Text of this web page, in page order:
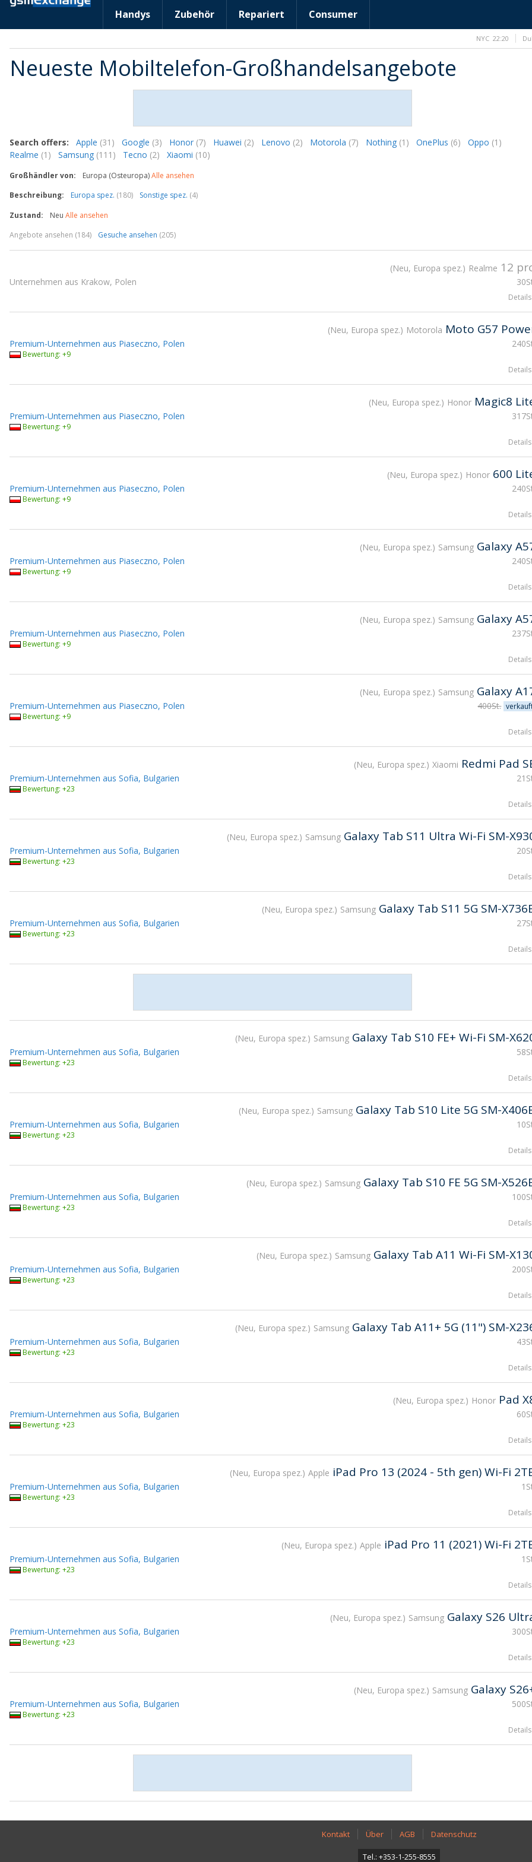
Handys Zubehör Repariert Consumer
Neueste Mobiltelefon-Großhandelsangebote
Search offers: Apple (31) Google (3) Honor (7) Huawei (2) Lenovo (2) Motorola (7) Nothing (1) OnePlus (6) Oppo (1)
Realme (1) Samsung (111) Tecno (2) Xiaomi (10)
Großhändler von: Europa (Osteuropa)Alle ansehen
Beschreibung:
Europa spez. (180) Sonstige spez. (4)
Zustand:
Neu Alle ansehen
Angebote ansehen (184)
Gesuche ansehen (205)
Neu, Europa spez. Realme 12
Unternehmen aus Krakow, Polen
Details
Neu, Europa spez. Motorola Moto G57
Premium-Unternehmen aus Piaseczno, Polen
Bewertung: +9
Details
Neu, Europa spez. Honor Magic8
Premium-Unternehmen aus Piaseczno, Polen
Bewertung: +9
Details
Neu, Europa spez. Honor 600
Premium-Unternehmen aus Piaseczno, Polen
Bewertung: +9
Details
Neu, Europa spez. Samsung Galaxy
Premium-Unternehmen aus Piaseczno, Polen
Bewertung: +9
Details
Neu, Europa spez. Samsung Galaxy
Premium-Unternehmen aus Piaseczno, Polen
Bewertung: +9
Details
Neu, Europa spez. Samsung Galaxy
400St.
Premium-Unternehmen aus Piaseczno, Polen
Bewertung: +9
Details
Neu, Europa spez. Xiaomi Redmi Pad
Premium-Unternehmen aus Sofia, Bulgarien
Bewertung: +23
Details
Neu, Europa spez. Samsung Galaxy Tab S11 Ultra Wi-Fi SM-
Premium-Unternehmen aus Sofia, Bulgarien
Bewertung: +23
Details
Neu, Europa spez. Samsung Galaxy Tab S11 5G SM-
Premium-Unternehmen aus Sofia, Bulgarien
Bewertung: +23
Details
Neu, Europa spez. Samsung Galaxy Tab S10 FE+ Wi-Fi SM-
Premium-Unternehmen aus Sofia, Bulgarien
Bewertung: +23
Details
Neu, Europa spez. Samsung Galaxy Tab S10 Lite 5G SM-
Premium-Unternehmen aus Sofia, Bulgarien
Bewertung: +23
Details
Neu, Europa spez. Samsung Galaxy Tab S10 FE 5G SM-
Premium-Unternehmen aus Sofia, Bulgarien
Bewertung: +23
Details
Neu, Europa spez. Samsung Galaxy Tab A11 Wi-Fi SM-
Premium-Unternehmen aus Sofia, Bulgarien
Bewertung: +23
Details
Neu, Europa spez. Samsung Galaxy Tab А11+ 5G (11") SM-
Premium-Unternehmen aus Sofia, Bulgarien
Bewertung: +23
Details
Neu, Europa spez. Honor Pad
Premium-Unternehmen aus Sofia, Bulgarien
Bewertung: +23
Details
Neu, Europa spez. Apple iPad Pro 13 (2024 - 5th gen) Wi-Fi
Premium-Unternehmen aus Sofia, Bulgarien
Bewertung: +23
Details
Neu, Europa spez. Apple iPad Pro 11 (2021) Wi-Fi
Premium-Unternehmen aus Sofia, Bulgarien
Bewertung: +23
Details
Neu, Europa spez. Samsung Galaxy S26
Premium-Unternehmen aus Sofia, Bulgarien
Bewertung: +23
Details
Neu, Europa spez. Samsung Galaxy
Premium-Unternehmen aus Sofia, Bulgarien
Bewertung: +23
Details
Kontakt Über AGB Datenschutz
Tel.: +353-1-255-8555
NYC 22:20